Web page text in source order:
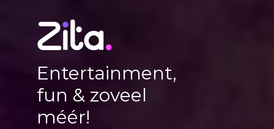
Entertainment,
fun & zoveel
méér!